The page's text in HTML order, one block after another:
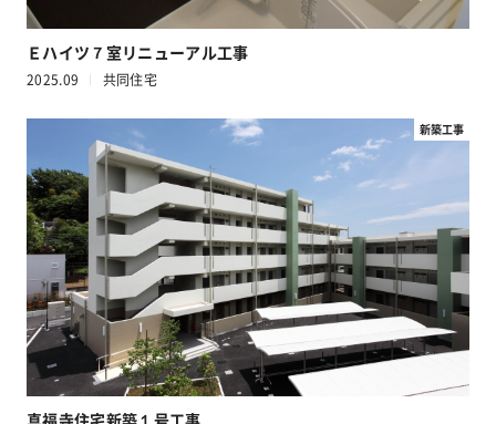
Ｅハイツ７室リニューアル工事
2025.09 共同住宅
新築工事